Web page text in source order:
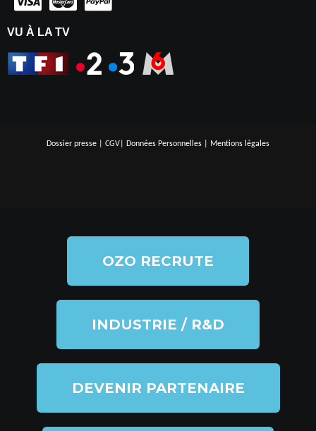
VU À LA TV
Dossier presse CGV Données Personnelles Mentions légales
OZO RECRUTE
INDUSTRIE / R&D
DEVENIR PARTENAIRE